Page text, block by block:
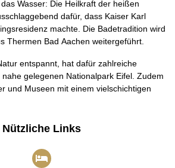
Wasser: Die Heilkraft der heißen
dafür, dass Kaiser Karl
machte. Die Badetradition wird
Thermen Bad Aachen weitergeführt.
entspannt, hat dafür zahlreiche
gelegenen Nationalpark Eifel. Zudem
und Museen mit einem vielschichtigen
Nützliche Links